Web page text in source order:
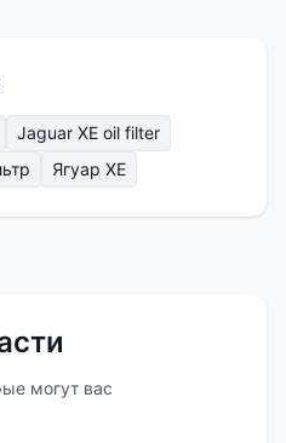
Jaguar XE oil filter
Ягуар ХЕ
могут вас